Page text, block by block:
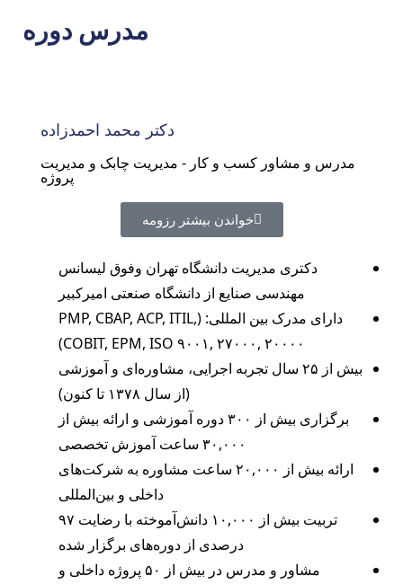
مدرس دوره
دکتر محمد احمدزاده
مدرس و مشاور کسب و کار - مدیریت چابک و مدیریت
پروژه
خواندن بیشتر رزومه
دکتری مدیریت دانشگاه تهران وفوق لیسانس
مهندسی صنایع از دانشگاه صنعتی امیرکبیر
دارای مدرک بین المللی: (PMP, CBAP, ACP, ITIL,
COBIT, EPM, ISO ۹۰۰۱, ۲۷۰۰۰, ۲۰۰۰۰)
بیش از ۲۵ سال تجربه اجرایی، مشاوره‌ای و آموزشی
(از سال ۱۳۷۸ تا کنون)
برگزاری بیش از ۳۰۰ دوره آموزشی و ارائه بیش از
۳۰,۰۰۰ ساعت آموزش تخصصی
ارائه بیش از ۲۰,۰۰۰ ساعت مشاوره به شرکت‌های
داخلی و بین‌المللی
تربیت بیش از ۱۰,۰۰۰ دانش‌آموخته با رضایت ۹۷
درصدی از دوره‌های برگزار شده
مشاور و مدرس در بیش از ۵۰ پروژه داخلی و